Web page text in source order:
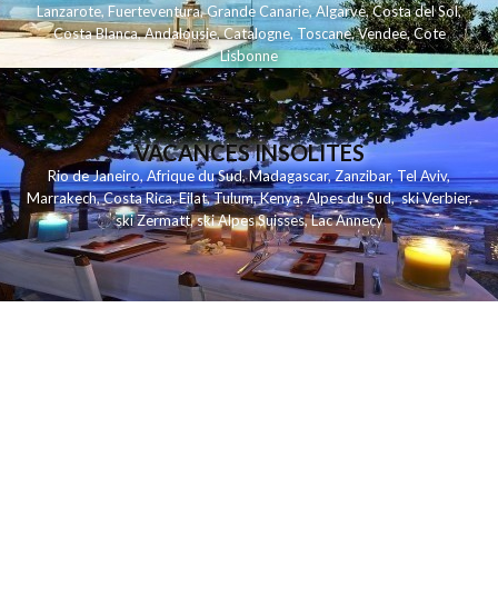
Lanzarote,Fuerteventura,Grande Canarie,Algarve,Costa del Sol,
Costa Blanca,Andalousie,Catalogne,Toscane,Vendee,Cote
Lisbonne
VACANCES INSOLITES
Rio de Janeiro,Afrique du Sud,Madagascar,Zanzibar,Tel Aviv,
Marrakech,Costa Rica,Eilat,Tulum,Kenya,Alpes du Sud,ski Verbier,
ski Zermatt,ski Alpes Suisses,Lac Annecy